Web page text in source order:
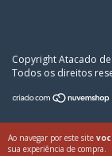
Ao navegar por este site
sua experiência de compra.
Copyright Atacado
Todos os direitos